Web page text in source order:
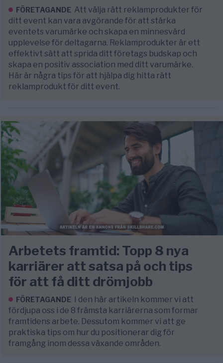
FÖRETAGANDE Att välja rätt reklamprodukter för
ditt event kan vara avgörande för att stärka
eventets varumärke och skapa en minnesvärd
upplevelse för deltagarna. Reklamprodukter är ett
effektivt sätt att sprida ditt företags budskap och
skapa en positiv association med ditt varumärke.
Här är några tips för att hjälpa dig hitta rätt
reklamprodukt för ditt event.
Arbetets framtid: Topp 8 nya
karriärer att satsa på och tips
för att få ditt drömjobb
FÖRETAGANDE I den här artikeln kommer vi att
fördjupa oss i de 8 främsta karriärerna som formar
framtidens arbete. Dessutom kommer vi att ge
praktiska tips om hur du positionerar dig för
framgång inom dessa växande områden.